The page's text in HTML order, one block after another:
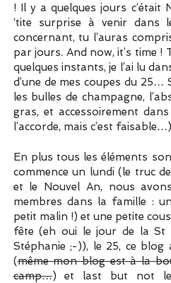
! Il y a quelques jours c’était
‘tite surprise à venir dans
concernant, tu l’auras
par jours. And now, it’s time !
quelques instants, je l’ai lu
d’une de mes coupes du 25…
les bulles de champagne,
gras, et accessoirement
l’accorde, mais c’est
En plus tous les éléments
commence un lundi (le truc
et le Nouvel An, nous
membres dans la famille :
petit malin !) et une petite
fête (eh oui le jour de la St
Stéphanie ;-)), le 25, ce
(même mon blog est à la
camp…) et last but not